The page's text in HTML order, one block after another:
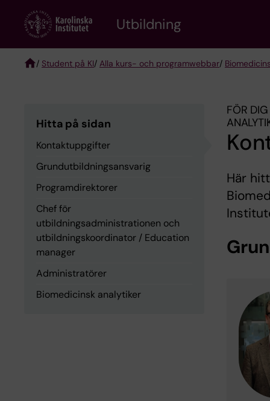
content
Utbildning
/ Student på KI/ Alla kurs- och programwebbar/
Hitta på sidan
Kontaktuppgifter
Grundutbildningsansvarig
Programdirektorer
Chef för
utbildningsadministrationen och
utbildningskoordinator / Education
manager
Administratörer
Biomedicinsk analytiker
FÖR
Här